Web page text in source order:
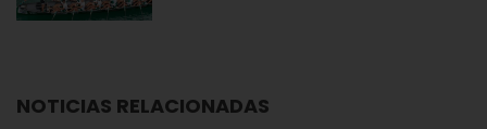
NOTICIAS RELACIONADAS